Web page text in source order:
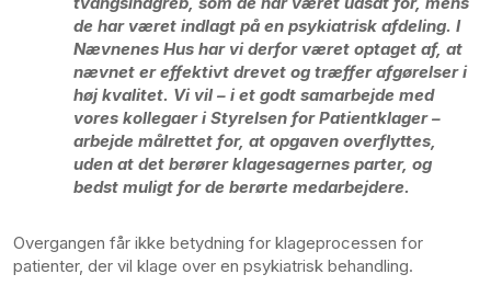
de har været indlagt på en psykiatrisk afdeling. I
Nævnenes Hus har vi derfor været optaget af, at
nævnet er effektivt drevet og træffer afgørelser i
høj kvalitet. Vi vil – i et godt samarbejde med
vores kollegaer i Styrelsen for Patientklager –
arbejde målrettet for, at opgaven overflyttes,
uden at det berører klagesagernes parter, og
bedst muligt for de berørte medarbejdere.
Overgangen får ikke betydning for klageprocessen for
patienter, der vil klage over en psykiatrisk behandling.